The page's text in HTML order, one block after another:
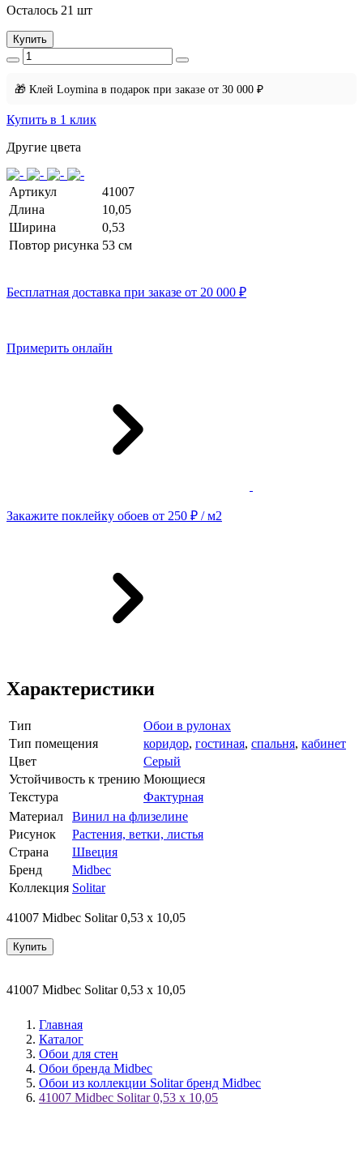
Осталось 21 шт
Купить
🎁 Клей Loymina в подарок при заказе от 30 000 ₽
Купить в 1 клик
Другие цвета
Артикул
41007
Длина
10,05
Ширина
0,53
Повтор рисунка 53 см
Бесплатная доставка при заказе от 20 000 ₽
Примерить онлайн
Закажите поклейку обоев от 250 ₽ / м2
Характеристики
Тип
Обои в рулонах
Тип помещения
коридор, гостиная, спальня, кабинет
Цвет
Серый
Устойчивость к трению Моющиеся
Текстура
Фактурная
Материал
Винил на флизелине
Рисунок
Растения, ветки, листья
Страна
Швеция
Бренд
Midbec
Коллекция Solitar
41007 Midbec Solitar 0,53 x 10,05
Купить
41007 Midbec Solitar 0,53 x 10,05
Главная
Каталог
Обои для стен
Обои бренда Midbec
Обои из коллекции Solitar бренд Midbec
41007 Midbec Solitar 0,53 x 10,05